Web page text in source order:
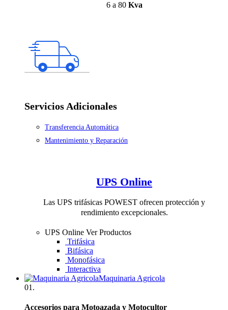
6 a 80 Kva
Servicios Adicionales
Transferencia Automática
Mantenimiento y Reparación
UPS Online
Las UPS trifásicas POWEST ofrecen protección y
rendimiento excepcionales.
UPS Online Ver Productos
Trifásica
Bifásica
Monofásica
Interactiva
Maquinaria Agricola
01.
Accesorios para Motoazada y Motocultor